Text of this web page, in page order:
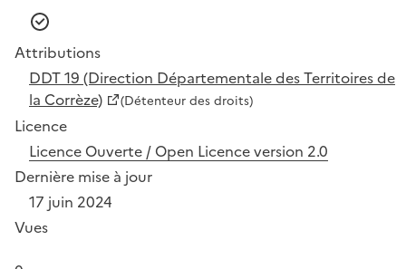
Attributions
DDT 19 (Direction Départementale des Territoires de
la Corrèze)
(Détenteur des droits)
Licence
Licence Ouverte / Open Licence version 2.0
Dernière mise à jour
17 juin 2024
Vues